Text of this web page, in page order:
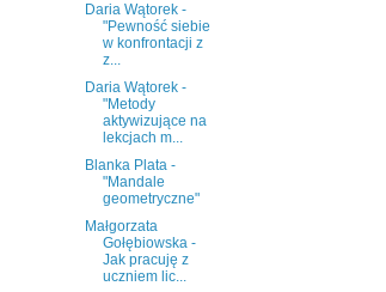
Daria Wątorek -
"Pewność siebie
w konfrontacji z
z...
Daria Wątorek -
"Metody
aktywizujące na
lekcjach m...
Blanka Plata -
"Mandale
geometryczne"
Małgorzata
Gołębiowska -
Jak pracuję z
uczniem lic...